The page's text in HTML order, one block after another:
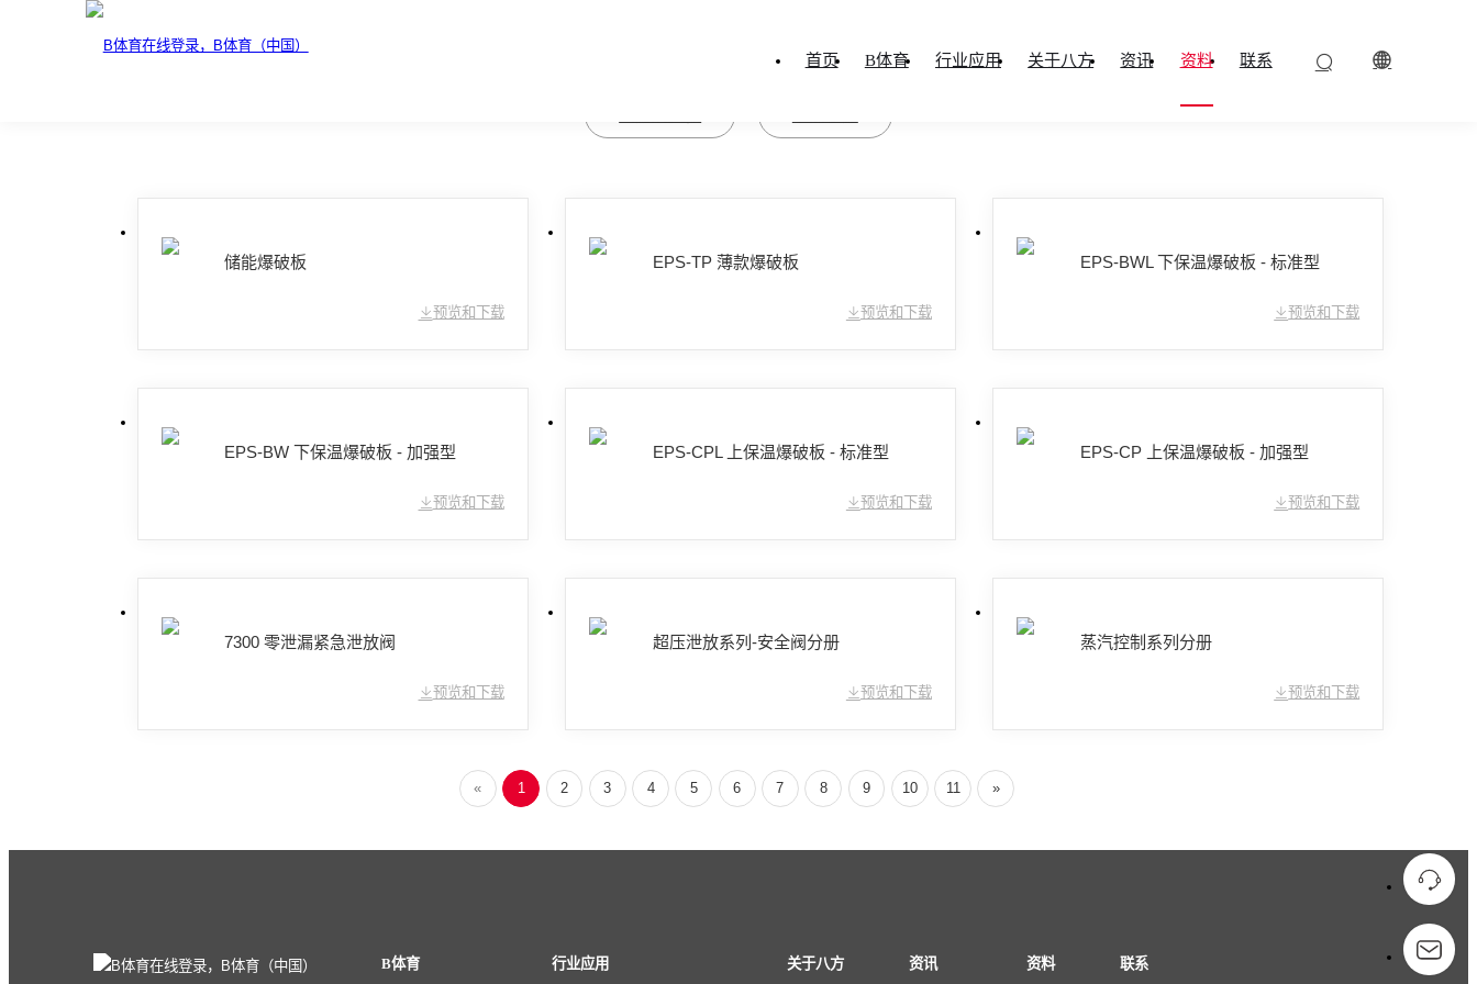
首页 B体育 行业应用 关于八方 资讯 资料 联系
MATERIAL
资料
储能爆破板
预览和下载
EPS-TP 薄款爆破板
预览和下载
EPS-BWL 下保温爆破板 - 标准型
预览和下载
EPS-BW 下保温爆破板 - 加强型
预览和下载
EPS-CPL 上保温爆破板 - 标准型
预览和下载
EPS-CP 上保温爆破板 - 加强型
预览和下载
7300 零泄漏紧急泄放阀
预览和下载
超压泄放系列-安全阀分册
预览和下载
蒸汽控制系列分册
预览和下载
« 1 2 3 4 5 6 7 8 9 10 11 »
B体育 行业应用 关于八方 资讯 资料 联系